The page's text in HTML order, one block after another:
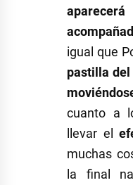
igual que
pastilla del
cuanto a
llevar el
muchas
la final